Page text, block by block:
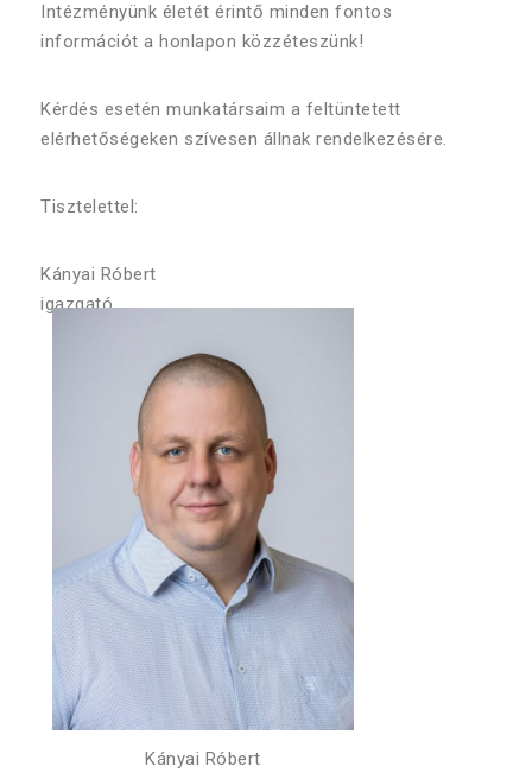
Intézményünk életét érintő minden fontos
információt a honlapon közzéteszünk!
Kérdés esetén munkatársaim a feltüntetett
elérhetőségeken szívesen állnak rendelkezésére.
Tisztelettel:
Kányai Róbert
igazgató
Kányai Róbert